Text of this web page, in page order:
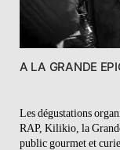
A LA GRANDE
Les dégustations
RAP, Kilikio, la
public gourmet et